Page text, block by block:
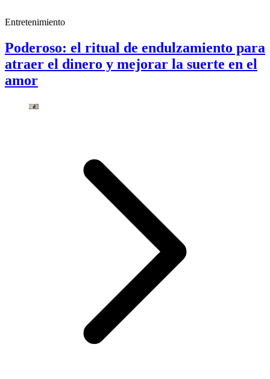
Entretenimiento
Poderoso: el ritual de endulzamiento para
atraer el dinero y mejorar la suerte en el
amor